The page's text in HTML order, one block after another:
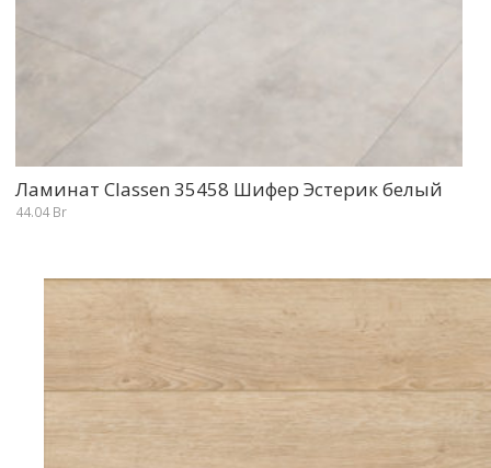
Ламинат Classen 35458 Шифер Эстерик белый
44.04Br